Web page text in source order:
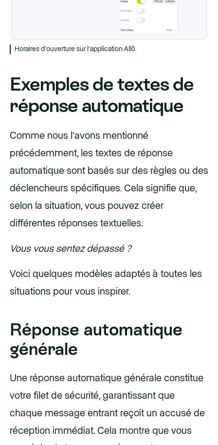
Horaires d'ouverture sur l'application Allô.
Exemples de textes de
réponse automatique
Comme nous l'avons mentionné
précédemment, les textes de réponse
automatique sont basés sur des règles ou des
déclencheurs spécifiques. Cela signifie que,
selon la situation, vous pouvez créer
différentes réponses textuelles.
Vous vous sentez dépassé ?
Voici quelques modèles adaptés à toutes les
situations pour vous inspirer.
Réponse automatique
générale
Une réponse automatique générale constitue
votre filet de sécurité, garantissant que
chaque message entrant reçoit un accusé de
réception immédiat. Cela montre que vous